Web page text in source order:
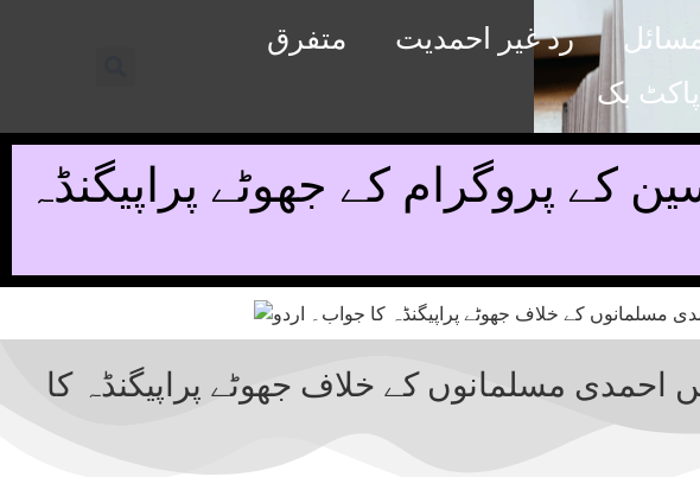
مسائل رد غیر احمدیت
متفرق
پاکٹ بک
کے پروگرام کے جھوٹے پراپیگنڈہ
مسلمانوں کے خلاف جھوٹے پراپیگنڈہ کا